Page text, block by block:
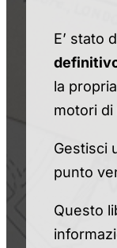
E’ stato
la
motori di
Gestisci
punto
Questo